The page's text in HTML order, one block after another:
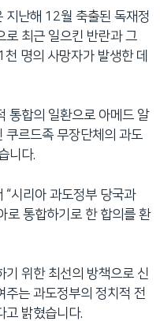
지난해 12월 축출된 독재정
로 최근 일으킨 반란과 그
명의 사망자가 발생한 데
통합의 일환으로 아메드 알
쿠르드족 무장단체의 과도
니다.
“시리아 과도정부 당국과
로 통합하기로 한 합의를 환
기 위한 최선의 방책으로 신
는 과도정부의 정치적 전
고 밝혔습니다.